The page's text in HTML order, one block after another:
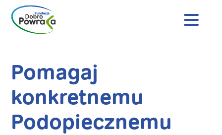
Nagłówek
Pomagaj
konkretnemu
Podopiecznemu